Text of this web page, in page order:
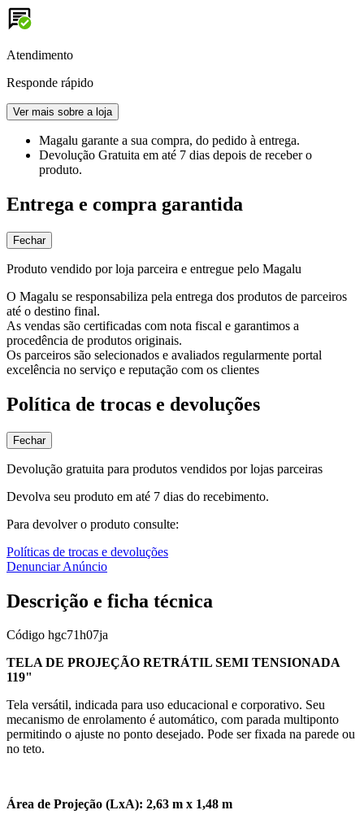
Atendimento
Responde rápido
Ver mais sobre a loja
Magalu garante a sua compra, do pedido à entrega.
Devolução Gratuita em até 7 dias depois de receber o
produto.
Entrega e compra garantida
Fechar
Produto vendido por loja parceira e entregue pelo Magalu
O Magalu se responsabiliza pela entrega dos produtos de parceiros
até o destino final.
As vendas são certificadas com nota fiscal e garantimos a
procedência de produtos originais.
Os parceiros são selecionados e avaliados regularmente portal
excelência no serviço e reputação com os clientes
Política de trocas e devoluções
Fechar
Devolução gratuita para produtos vendidos por lojas parceiras
Devolva seu produto em até 7 dias do recebimento.
Para devolver o produto consulte:
Políticas de trocas e devoluções
Denunciar Anúncio
Descrição e ficha técnica
Código hgc71h07ja
TELA DE PROJEÇÃO RETRÁTIL SEMI TENSIONADA
119"
Tela versátil, indicada para uso educacional e corporativo. Seu
mecanismo de enrolamento é automático, com parada multiponto
permitindo o ajuste no ponto desejado. Pode ser fixada na parede ou
no teto.
Área de Projeção (LxA): 2,63 m x 1,48 m